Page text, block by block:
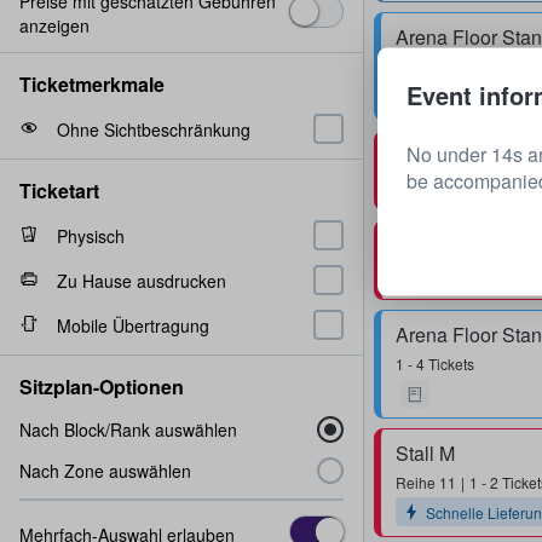
Arena Floor
Stall M
Reihe11 1 - 4
Arena Floor
1 - 4 Tickets
Stall M
Reihe 11
1 - 2
Schnelle
anzeigen
Ticketmerkmale
Ohne Sichtbeschränkung
Ticketart
Physisch
Zu Hause ausdrucken
Mobile Übertragung
Sitzplan-Optionen
Nach Block/Rank auswählen
Nach Zone auswählen
Mehrfach-Auswahl erlauben
Event
No under 14s
be